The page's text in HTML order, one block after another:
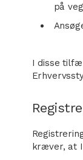
på
I disse
kræver, at